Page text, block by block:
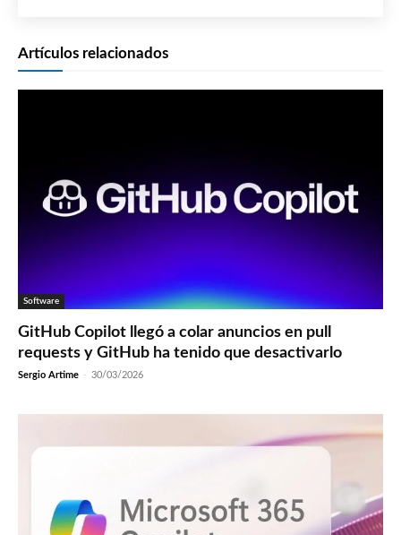
Artículos relacionados
Software
GitHub Copilot llegó a colar anuncios en pull
requests y GitHub ha tenido que desactivarlo
Sergio Artime - 30/03/2026